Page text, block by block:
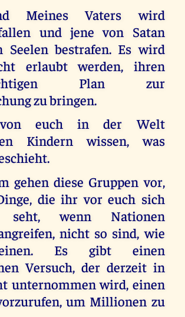
Meines Vaters wird
und jene von Satan
Seelen bestrafen. Es wird
erlaubt werden, ihren
Plan zur
zu bringen.
von euch in der Welt
Kindern wissen, was
gehen diese Gruppen vor,
die ihr vor euch sich
seht, wenn Nationen
nicht so sind, wie
Es gibt einen
Versuch, der derzeit in
unternommen wird, einen
um Millionen zu